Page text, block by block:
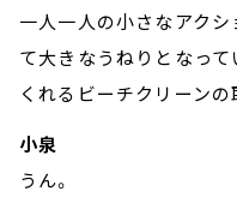
一人一人の小さなアクシ
て大きなうねりとなっ
くれるビーチクリーンの
小泉
うん。